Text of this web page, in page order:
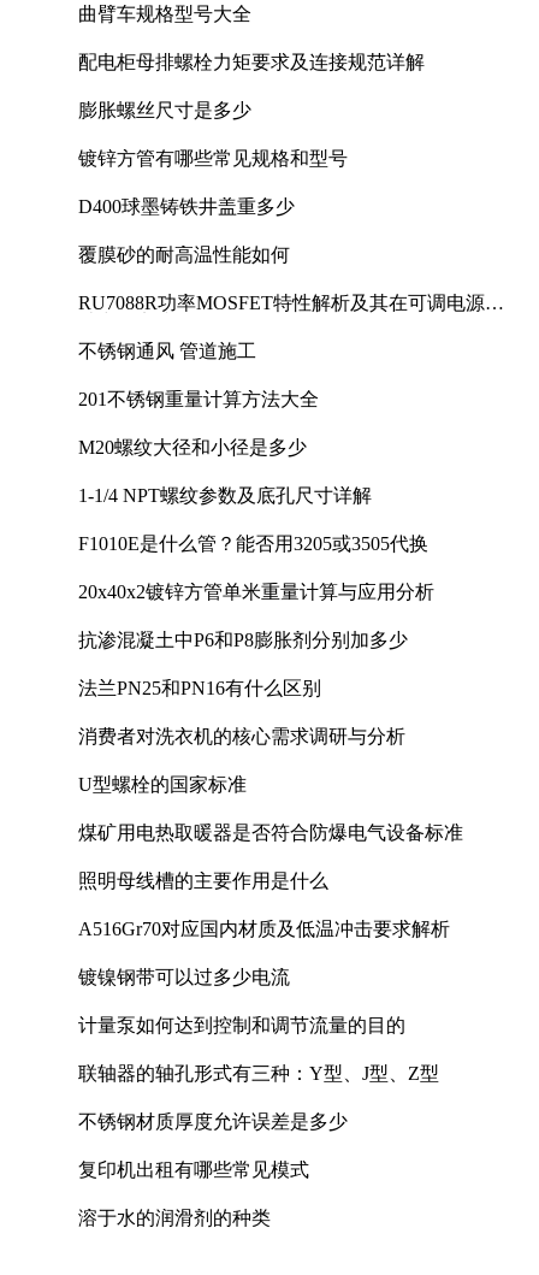
曲臂车规格型号大全
配电柜母排螺栓力矩要求及连接规范详解
膨胀螺丝尺寸是多少
镀锌方管有哪些常见规格和型号
D400球墨铸铁井盖重多少
覆膜砂的耐高温性能如何
RU7088R功率MOSFET特性解析及其在可调电源设
不锈钢通风 管道施工
201不锈钢重量计算方法大全
M20螺纹大径和小径是多少
1-1/4 NPT螺纹参数及底孔尺寸详解
F1010E是什么管？能否用3205或3505代换
20x40x2镀锌方管单米重量计算与应用分析
抗渗混凝土中P6和P8膨胀剂分别加多少
法兰PN25和PN16有什么区别
消费者对洗衣机的核心需求调研与分析
U型螺栓的国家标准
煤矿用电热取暖器是否符合防爆电气设备标准
照明母线槽的主要作用是什么
A516Gr70对应国内材质及低温冲击要求解析
镀镍钢带可以过多少电流
计量泵如何达到控制和调节流量的目的
联轴器的轴孔形式有三种：Y型、J型、Z型
不锈钢材质厚度允许误差是多少
复印机出租有哪些常见模式
溶于水的润滑剂的种类